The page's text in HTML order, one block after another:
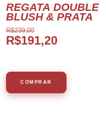
REGATA DOUBLE
BLUSH & PRATA
R$239,00
R$191,20
COMPRAR